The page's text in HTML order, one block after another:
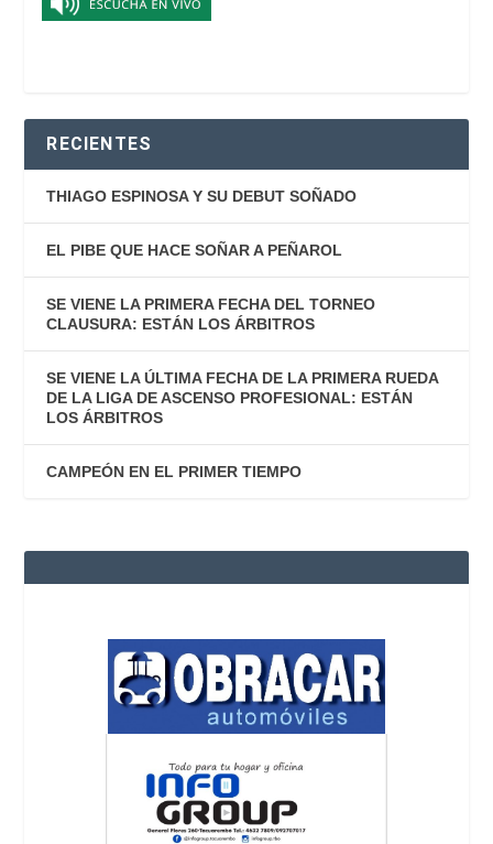
RECIENTES
THIAGO ESPINOSA Y SU DEBUT SOÑADO
EL PIBE QUE HACE SOÑAR A PEÑAROL
SE VIENE LA PRIMERA FECHA DEL TORNEO
CLAUSURA: ESTÁN LOS ÁRBITROS
SE VIENE LA ÚLTIMA FECHA DE LA PRIMERA RUEDA
DE LA LIGA DE ASCENSO PROFESIONAL: ESTÁN
LOS ÁRBITROS
CAMPEÓN EN EL PRIMER TIEMPO